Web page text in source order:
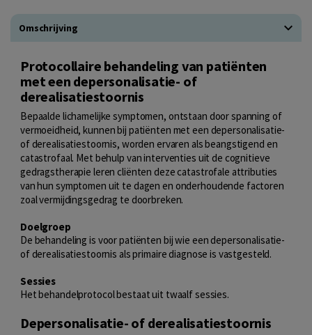
Omschrijving
Protocollaire behandeling van patiënten
met een depersonalisatie- of
derealisatiestoornis
Bepaalde lichamelijke symptomen, ontstaan door spanning of
vermoeidheid, kunnen bij patiënten met een depersonalisatie-
of derealisatiestoornis, worden ervaren als beangstigend en
catastrofaal. Met behulp van interventies uit de cognitieve
gedragstherapie leren cliënten deze catastrofale attributies
van hun symptomen uit te dagen en onderhoudende factoren
zoal vermijdingsgedrag te doorbreken.
Doelgroep
De behandeling is voor patiënten bij wie een depersonalisatie-
of derealisatiestoornis als primaire diagnose is vastgesteld.
Sessies
Het behandelprotocol bestaat uit twaalf sessies.
Depersonalisatie- of derealisatiestoornis